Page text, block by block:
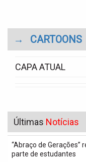
→ CARTOONS
CAPA ATUAL
Últimas Notícias
“Abraço de
parte de estudantes